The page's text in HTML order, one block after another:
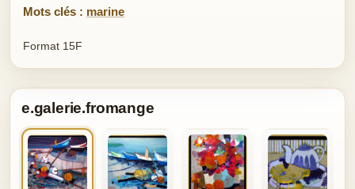
Mots clés : marine
Format 15F
e.galerie.fromange